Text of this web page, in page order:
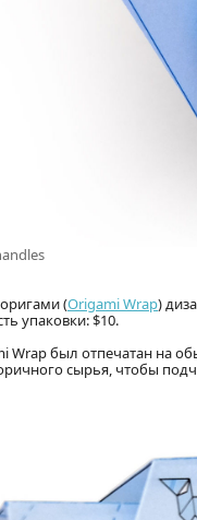
(Origami Wrap)
упаковки: $10.
Wrap был отпечатан на
сырья, чтобы